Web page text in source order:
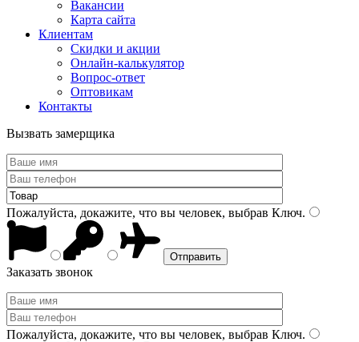
Вакансии
Карта сайта
Клиентам
Скидки и акции
Онлайн-калькулятор
Вопрос-ответ
Оптовикам
Контакты
Вызвать замерщика
Пожалуйста, докажите, что вы человек, выбрав Ключ.
Заказать звонок
Пожалуйста, докажите, что вы человек, выбрав Ключ.